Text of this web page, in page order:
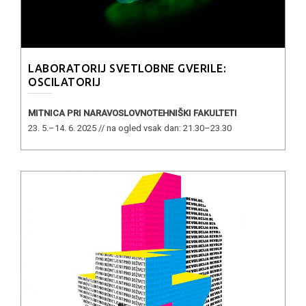
LABORATORIJ SVETLOBNE GVERILE:
OSCILATORIJ
MITNICA PRI NARAVOSLOVNOTEHNIŠKI FAKULTETI
23. 5.–14. 6. 2025 // na ogled vsak dan: 21.30–23.30